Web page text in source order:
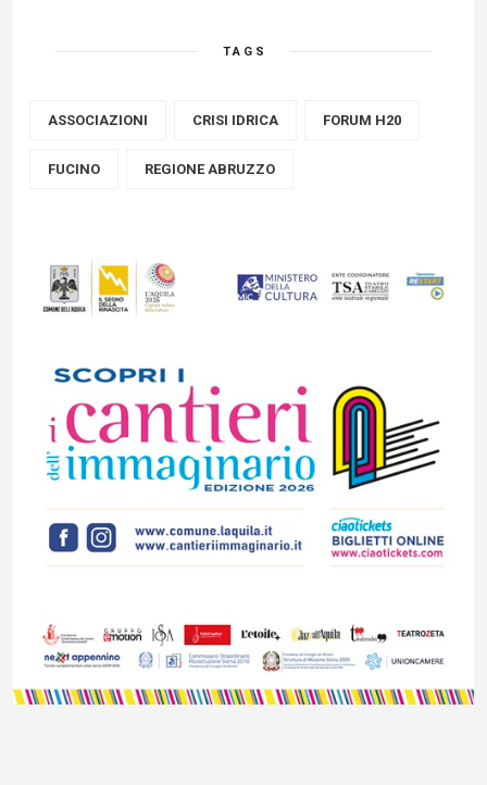
TAGS
ASSOCIAZIONI CRISI IDRICA FORUM H20
FUCINO REGIONE ABRUZZO